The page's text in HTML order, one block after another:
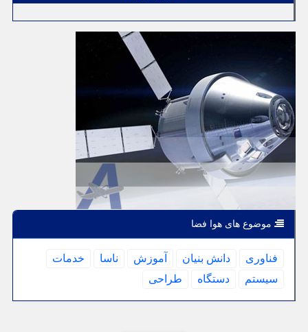
موضوع های هوا فضا
فناوری دانش بنیان آموزش ناسا
خدمات
سیستم
دستگاه طراحی